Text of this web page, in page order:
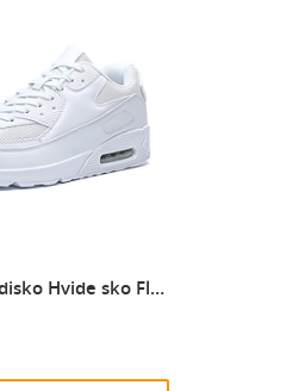
Dame Kondisko Hvide sko Flade hæle Rund Tå Gang Fl...